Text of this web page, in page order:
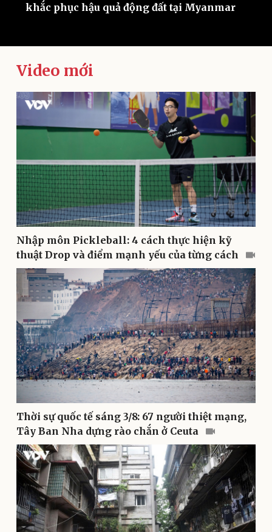
Kinh tế
Bất động sản
Khởi nghiệp
Thị trường
Giá vàng
Tiêu dùng
Tỷ giá
Chứng khoán
Giá cà phê
Pháp luật
Vụ án
Tin nóng
Quân sự - Quốc phòng
Vũ khí
Việt Nam
Phân tích
khắc phục hậu quả động đất tại Myanmar
Video mới
Nhập môn Pickleball: 4 cách thực hiện kỹ
thuật Drop và điểm mạnh yếu của từng cách
Thời sự quốc tế sáng 3/8: 67 người thiệt mạng,
Tây Ban Nha dựng rào chắn ở Ceuta